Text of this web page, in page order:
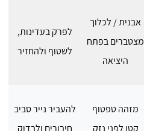
אבנית / לכלוך
מצטברים בפתח
היציאה
לפרק בעדינות,
לשטוף ולהחזיר
מזהה טפטוף
קטן לפני נזק
להעביר נייר סביב
חיבורים ולבדוק